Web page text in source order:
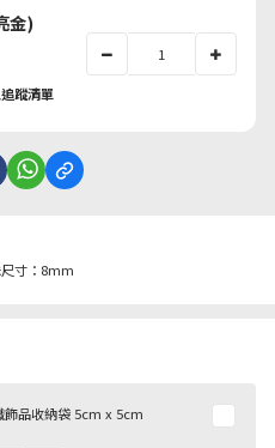
金)
蹤清單
寸：8mm
飾品收納袋 5cm x 5cm